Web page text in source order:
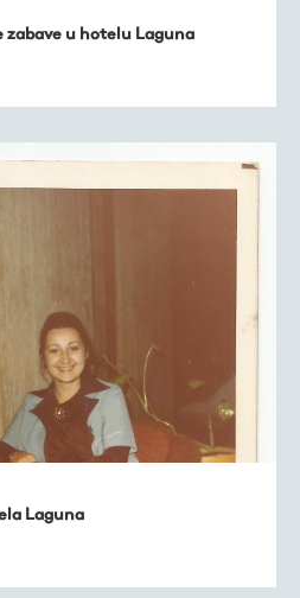
zabave u hotelu Laguna
Laguna